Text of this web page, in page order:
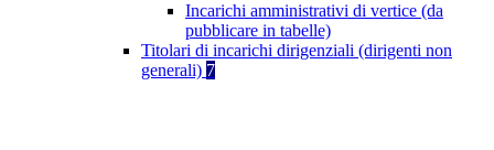
Incarichi amministrativi di vertice (da
pubblicare in tabelle)
Titolari di incarichi dirigenziali (dirigenti non
generali) 7